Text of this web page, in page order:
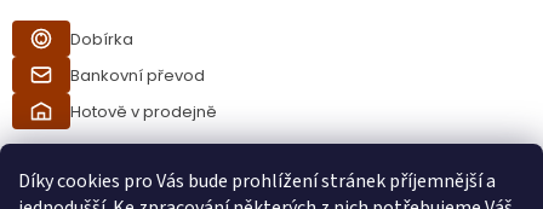
Díky cookies pro Vás bude prohlížení stránek příjemnější a
Dobírka
Bankovní převod
Hotově v prodejně